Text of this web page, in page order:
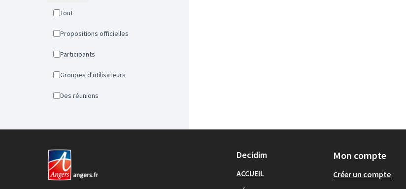
Tout
Propositions officielles
Participants
Groupes d'utilisateurs
Des réunions
Decidim
ACCUEIL
Mon compte
Créer un compte